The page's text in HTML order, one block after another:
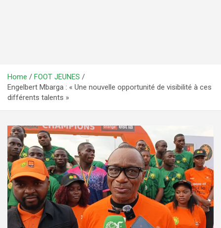
Home
FOOT JEUNES
Engelbert Mbarga : « Une nouvelle opportunité de visibilité à ces
différents talents »